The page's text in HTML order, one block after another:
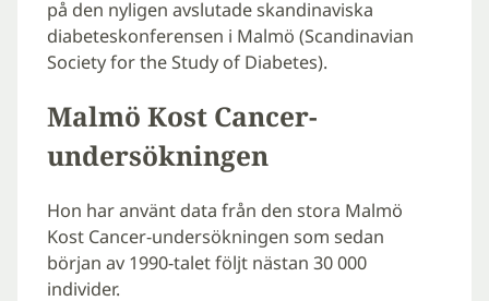
på den nyligen avslutade skandinaviska
diabeteskonferensen i Malmö (Scandinavian
Society for the Study of Diabetes).
Malmö Kost Cancer-
undersökningen
Hon har använt data från den stora Malmö
Kost Cancer-undersökningen som sedan
början av 1990-talet följt nästan 30 000
individer.